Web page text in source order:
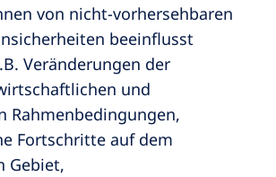
von nicht-vorhersehbaren
beeinflusst
Veränderungen der
und
Rahmenbedingungen,
Fortschritte auf dem
Gebiet,